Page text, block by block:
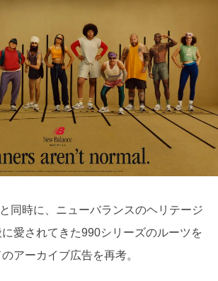
同時に、ニューバランスのヘリテージ
愛されてきた990シリーズのルーツを
アーカイブ広告を再考。